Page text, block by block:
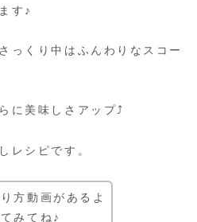
す♪
っくり中はふんわりなスコー
に美味しさアップ⤴
レシピです。
方動画があるよ
みてね♪